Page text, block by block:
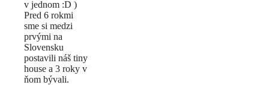
v jednom :D )
Pred 6 rokmi
sme si medzi
prvými na
Slovensku
postavili náš tiny
house a 3 roky v
ňom bývali.